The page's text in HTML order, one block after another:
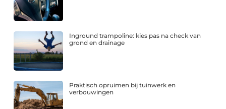
Inground trampoline: kies pas na check van
grond en drainage
Praktisch opruimen bij tuinwerk en
verbouwingen